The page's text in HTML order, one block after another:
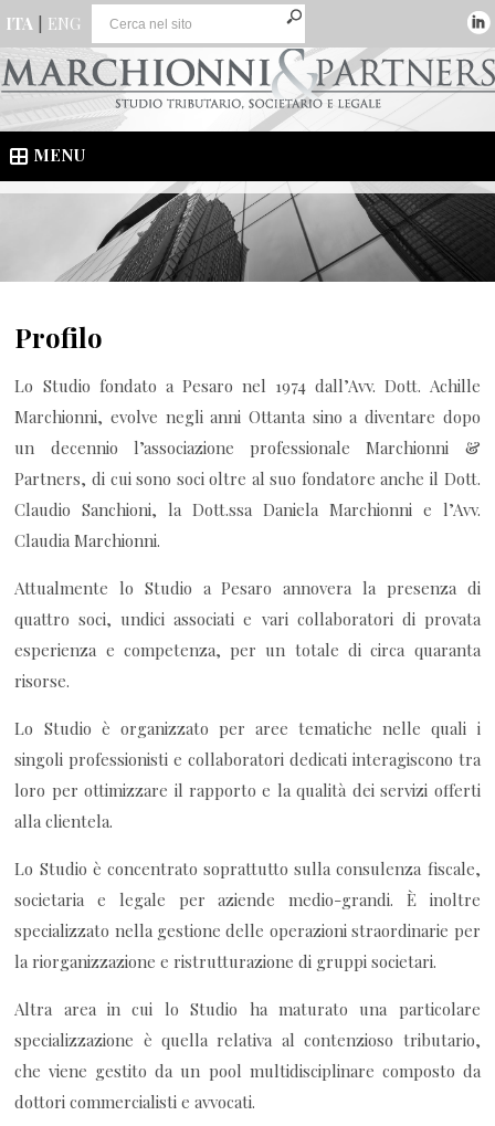
ITA ENG
MENU
Profilo
Lo Studio fondato a Pesaro nel 1974 dall’Avv. Dott. Achille
Marchionni, evolve negli anni Ottanta sino a diventare dopo
un decennio l’associazione professionale Marchionni &
Partners, di cui sono soci oltre al suo fondatore anche il Dott.
Claudio Sanchioni, la Dott.ssa Daniela Marchionni e l’Avv.
Claudia Marchionni.
Attualmente lo Studio a Pesaro annovera la presenza di
quattro soci, undici associati e vari collaboratori di provata
esperienza e competenza, per un totale di circa quaranta
risorse.
Lo Studio è organizzato per aree tematiche nelle quali i
singoli professionisti e collaboratori dedicati interagiscono tra
loro per ottimizzare il rapporto e la qualità dei servizi offerti
alla clientela.
Lo Studio è concentrato soprattutto sulla consulenza fiscale,
societaria e legale per aziende medio-grandi. È inoltre
specializzato nella gestione delle operazioni straordinarie per
la riorganizzazione e ristrutturazione di gruppi societari.
Altra area in cui lo Studio ha maturato una particolare
specializzazione è quella relativa al contenzioso tributario,
che viene gestito da un pool multidisciplinare composto da
dottori commercialisti e avvocati.